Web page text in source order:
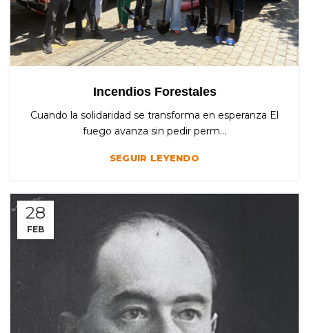
Incendios Forestales
Cuando la solidaridad se transforma en esperanza El
fuego avanza sin pedir perm...
SEGUIR LEYENDO
28
FEB